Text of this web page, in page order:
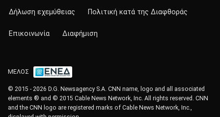
Δήλωση εχεμύθειας Πολιτική κατά της Διαφθοράς
Επικοινωνία Διαφήμιση
ΜΕΛΟΣ
© 2015 - 2026 D.G. Newsagency S.A. CNN name, logo and all associated
elements ® and © 2015 Cable News Network, Inc. All rights reserved. CNN
and the CNN logo are registered marks of Cable News Network, Inc.,